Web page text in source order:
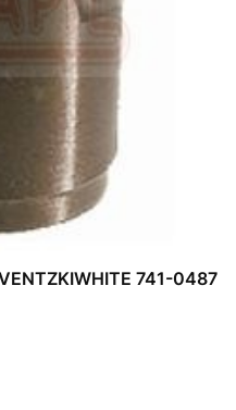
741-0487